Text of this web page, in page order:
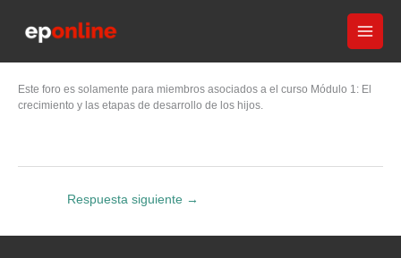
Este foro es solamente para miembros asociados a el curso Módulo 1: El
crecimiento y las etapas de desarrollo de los hijos.
Respuesta siguiente →